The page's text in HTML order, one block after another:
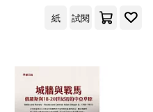
紙
試閱